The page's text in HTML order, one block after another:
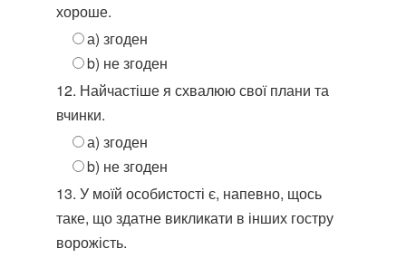
хороше.
а) згоден
b) не згоден
12. Найчастіше я схвалюю свої плани та
вчинки.
а) згоден
b) не згоден
13. У моїй особистості є, напевно, щось
таке, що здатне викликати в інших гостру
ворожість.